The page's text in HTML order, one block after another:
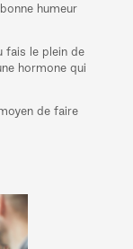
humeur
fais le plein de
hormone qui
de faire